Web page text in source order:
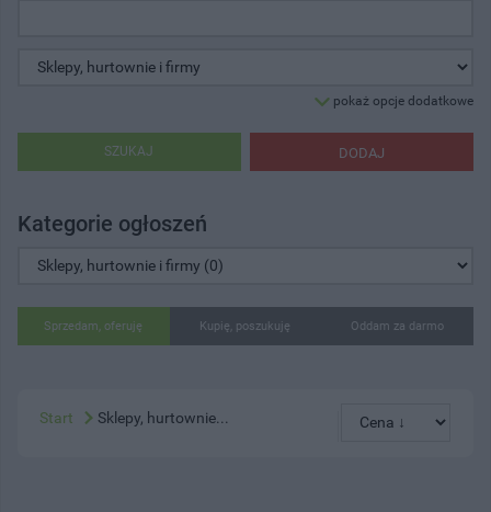
pokaż opcje dodatkowe
DODAJ
SZUKAJ
Kategorie ogłoszeń
Sprzedam, oferuję Kupię, poszukuję Oddam za darmo
Start Sklepy, hurtownie...